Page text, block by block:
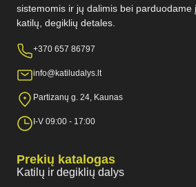
sistemomis ir jų dalimis bei parduodame
katilų, degiklių detales.
+370 657 86797
info@katiludalys.lt
Partizanų g. 24, Kaunas
I-V 09:00 - 17:00
Prekių katalogas
Katilų ir degiklių dalys